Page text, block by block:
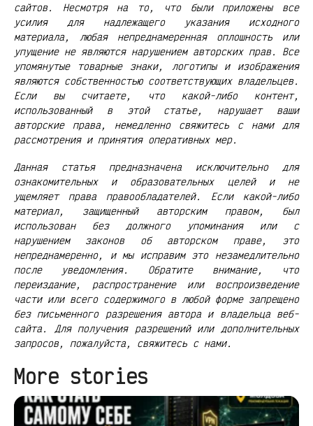
сайтов. Несмотря на то, что были приложены все
усилия для надлежащего указания исходного
материала, любая непреднамеренная оплошность или
упущение не являются нарушением авторских прав. Все
упомянутые товарные знаки, логотипы и изображения
являются собственностью соответствующих владельцев.
Если вы считаете, что какой-либо контент,
использованный в этой статье, нарушает ваши
авторские права, немедленно свяжитесь с нами для
рассмотрения и принятия оперативных мер.
Данная статья предназначена исключительно для
ознакомительных и образовательных целей и не
ущемляет права правообладателей. Если какой-либо
материал, защищенный авторским правом, был
использован без должного упоминания или с
нарушением законов об авторском праве, это
непреднамеренно, и мы исправим это незамедлительно
после уведомления. Обратите внимание, что
переиздание, распространение или воспроизведение
части или всего содержимого в любой форме запрещено
без письменного разрешения автора и владельца веб-
сайта. Для получения разрешений или дополнительных
запросов, пожалуйста, свяжитесь с нами.
More stories